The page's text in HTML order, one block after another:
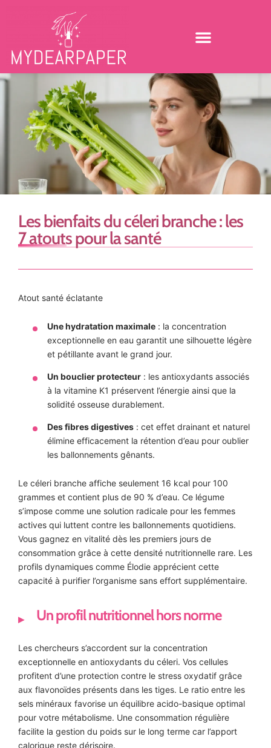
Les bienfaits du céleri branche : les
7 atouts pour la santé
Atout santé éclatante
Une hydratation maximale : la concentration
exceptionnelle en eau garantit une silhouette légère
et pétillante avant le grand jour.
Un bouclier protecteur : les antioxydants associés
à la vitamine K1 préservent l’énergie ainsi que la
solidité osseuse durablement.
Des fibres digestives : cet effet drainant et naturel
élimine efficacement la rétention d’eau pour oublier
les ballonnements gênants.
Le céleri branche affiche seulement 16 kcal pour 100
grammes et contient plus de 90 % d’eau. Ce légume
s’impose comme une solution radicale pour les femmes
actives qui luttent contre les ballonnements quotidiens.
Vous gagnez en vitalité dès les premiers jours de
consommation grâce à cette densité nutritionnelle rare. Les
profils dynamiques comme Élodie apprécient cette
capacité à purifier l’organisme sans effort supplémentaire.
Un profil nutritionnel hors norme
Les chercheurs s’accordent sur la concentration
exceptionnelle en antioxydants du céleri. Vos cellules
profitent d’une protection contre le stress oxydatif grâce
aux flavonoïdes présents dans les tiges. Le ratio entre les
sels minéraux favorise un équilibre acido-basique optimal
pour votre métabolisme. Une consommation régulière
facilite la gestion du poids sur le long terme car l’apport
calorique reste dérisoire.